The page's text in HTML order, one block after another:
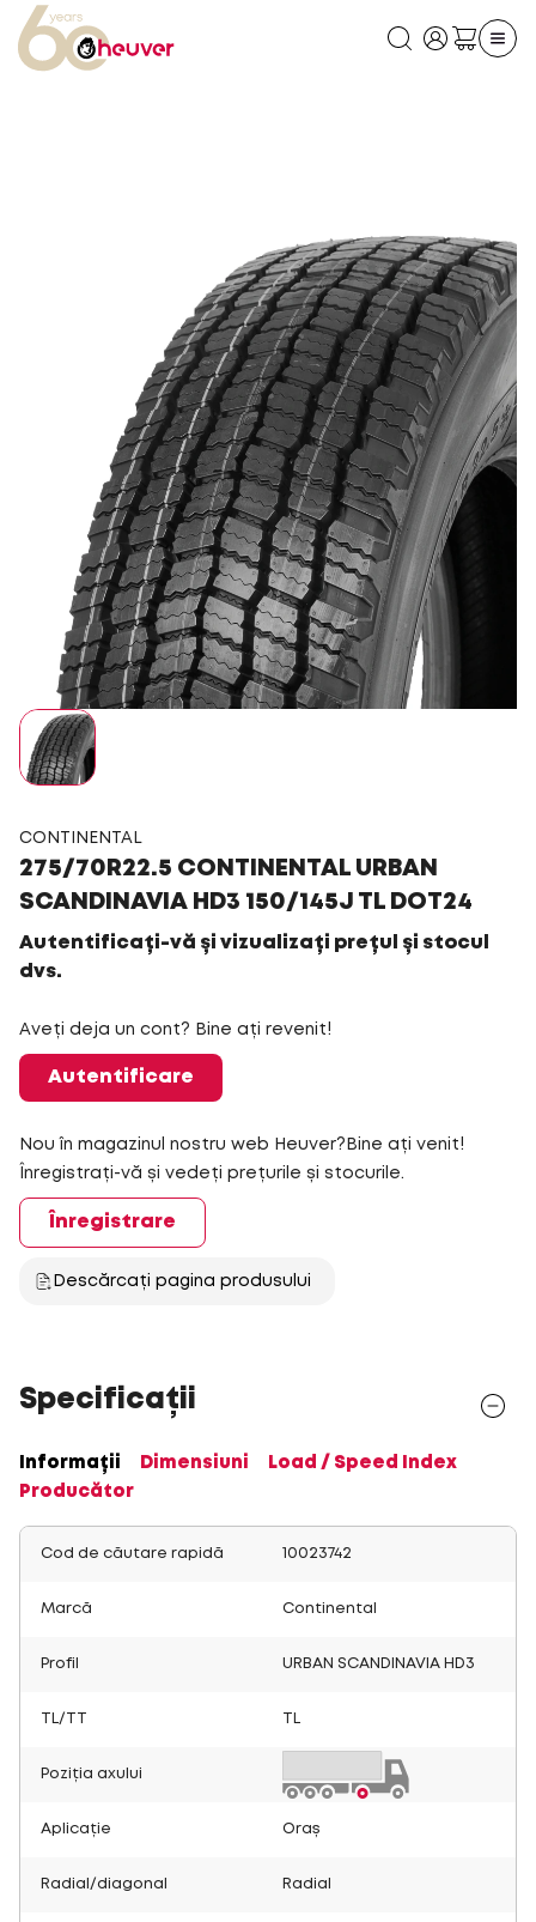
CONTINENTAL
275/70R22.5 CONTINENTAL URBAN
SCANDINAVIA HD3 150/145J TL DOT24
Autentificați-vă și vizualizați prețul și stocul
dvs.
Aveți deja un cont? Bine ați revenit!
Autentificare
Nou în magazinul nostru web Heuver?Bine ați venit!
Înregistrați-vă și vedeți prețurile și stocurile.
Înregistrare
Descărcați pagina produsului
Specificații
Informații Dimensiuni
Load / Speed Index
Producător
Cod de căutare rapidă 10023742
Marcă Continental
Profil URBAN SCANDINAVIA HD3
TL/TT
Poziția axului
Aplicație Oraș
Radial/diagonal Radial